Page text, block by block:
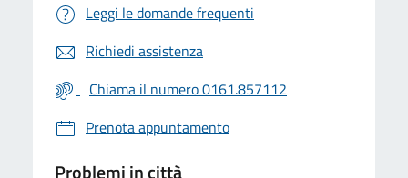
Leggi le domande frequenti
Richiedi assistenza
Chiama il numero 0161.857112
Prenota appuntamento
Problemi in città